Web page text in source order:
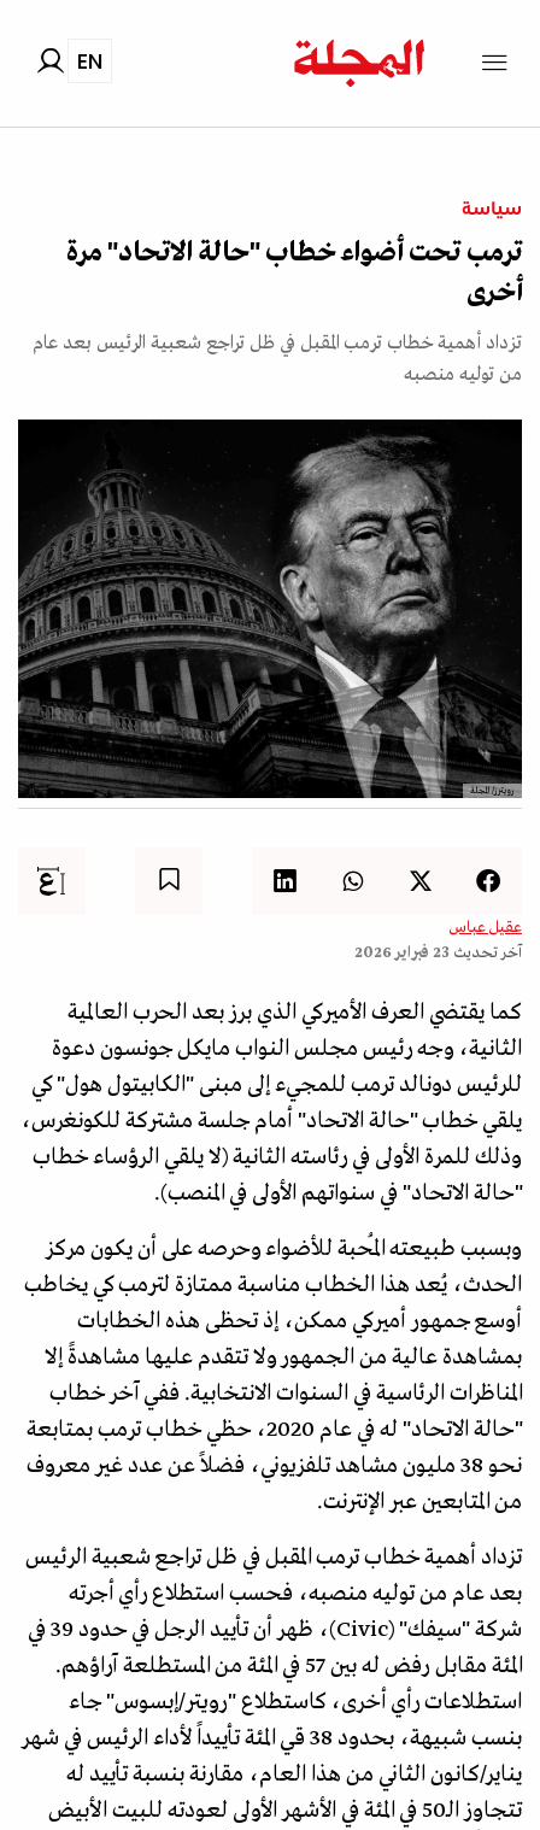
EN
سياسة
ترمب تحت أضواء خطاب "حالة الاتحاد" مرة
أخرى
تزداد أهمية خطاب ترمب المقبل في ظل تراجع شعبية الرئيس بعد عام
من توليه منصبه
رويترز/ المجلة
عقيل عباس
آخر تحديث 23 فبراير 2026
كما يقتضي العرف الأميركي الذي برز بعد الحرب العالمية
الثانية، وجه رئيس مجلس النواب مايكل جونسون دعوة
للرئيس دونالد ترمب للمجيء إلى مبنى "الكابيتول هول" كي
يلقي خطاب "حالة الاتحاد" أمام جلسة مشتركة للكونغرس،
وذلك للمرة الأولى في رئاسته الثانية (لا يلقي الرؤساء خطاب
"حالة الاتحاد" في سنواتهم الأولى في المنصب).
وبسبب طبيعته المُحبة للأضواء وحرصه على أن يكون مركز
الحدث، يُعد هذا الخطاب مناسبة ممتازة لترمب كي يخاطب
أوسع جمهور أميركي ممكن، إذ تحظى هذه الخطابات
بمشاهدة عالية من الجمهور ولا تتقدم عليها مشاهدةً إلا
المناظرات الرئاسية في السنوات الانتخابية. ففي آخر خطاب
"حالة الاتحاد" له في عام 2020، حظي خطاب ترمب بمتابعة
نحو 38 مليون مشاهد تلفزيوني، فضلاً عن عدد غير معروف
من المتابعين عبر الإنترنت.
تزداد أهمية خطاب ترمب المقبل في ظل تراجع شعبية الرئيس
بعد عام من توليه منصبه، فحسب استطلاع رأي أجرته
شركة "سيفك" (Civic)، ظهر أن تأييد الرجل في حدود 39 في
المئة مقابل رفض له بين 57 في المئة من المستطلعة آراؤهم.
استطلاعات رأي أخرى، كاستطلاع "رويتر/إبسوس" جاء
بنسب شبيهة، بحدود 38 قي المئة تأييداً لأداء الرئيس في شهر
يناير/كانون الثاني من هذا العام، مقارنة بنسبة تأييد له
تتجاوز الـ50 في المئة في الأشهر الأولى لعودته للبيت الأبيض